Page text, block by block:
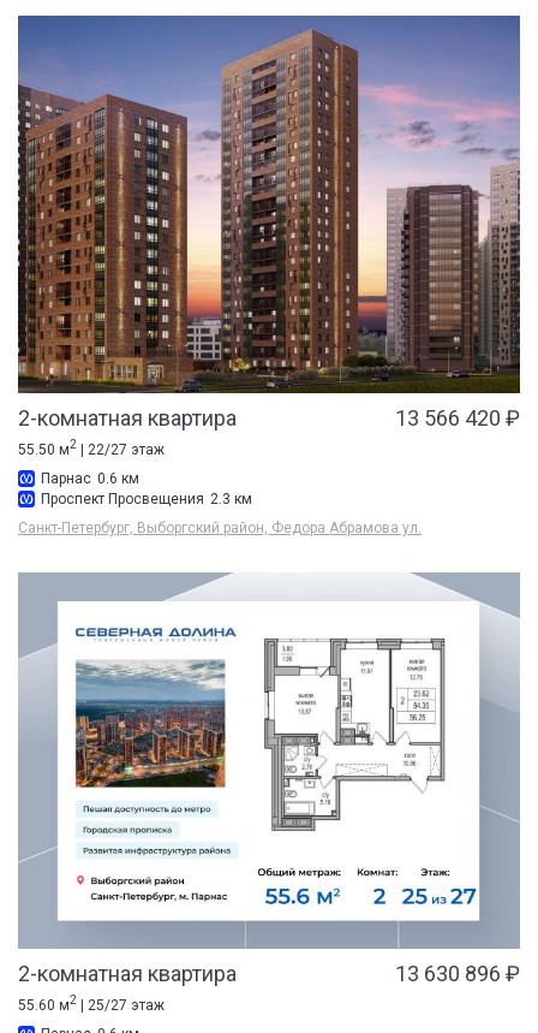
2-комнатная квартира 13 566 420 ₽
55.50 м2 | 22/27 этаж
Парнас 0.6 км
Проспект Просвещения 2.3 км
Санкт-Петербург, Выборгский район, Федора Абрамова ул.
2-комнатная квартира 13 630 896 ₽
55.60 м2
| 25/27 этаж